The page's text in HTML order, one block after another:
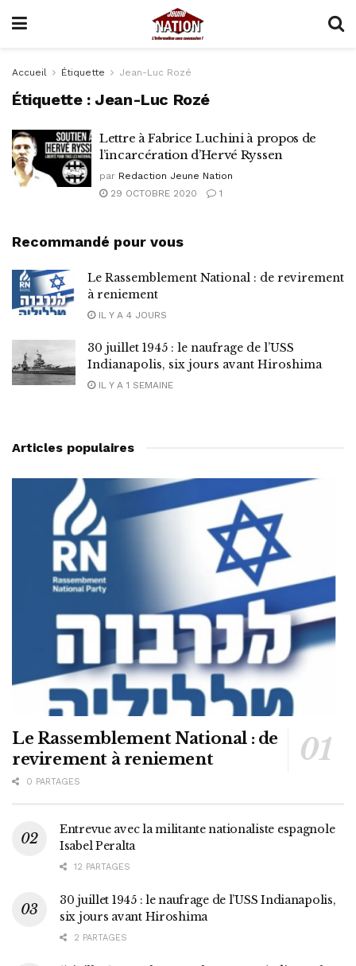
Accueil Étiquette Jean-Luc Rozé
Étiquette : Jean-Luc Rozé
Lettre à Fabrice Luchini à propos de
l’incarcération d’Hervé Ryssen
par Redaction Jeune Nation
29 OCTOBRE 2020
1
Recommandé pour vous
Le Rassemblement National : de revirement
à reniement
IL Y A 4 JOURS
30 juillet 1945 : le naufrage de l’USS
Indianapolis, six jours avant Hiroshima
IL Y A 1 SEMAINE
Articles populaires
Le Rassemblement National : de
revirement à reniement
0 PARTAGES
Entrevue avec la militante nationaliste espagnole
Isabel Peralta
12 PARTAGES
30 juillet 1945 : le naufrage de l’USS Indianapolis,
six jours avant Hiroshima
2 PARTAGES